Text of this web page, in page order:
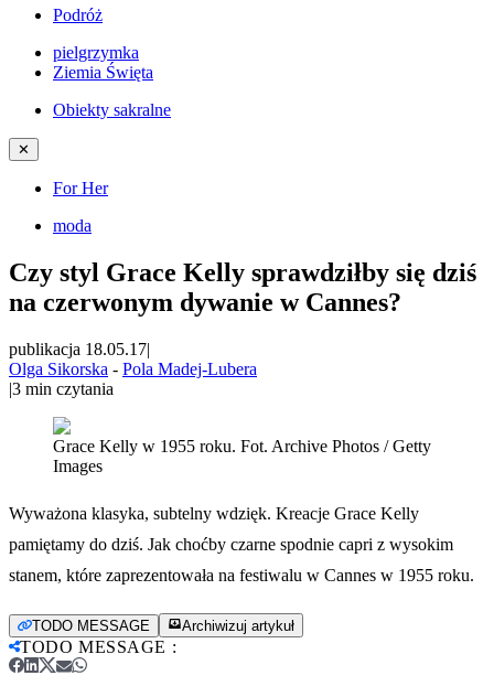
Podróż
pielgrzymka
Ziemia Święta
Obiekty sakralne
✕
For Her
moda
Czy styl Grace Kelly sprawdziłby się dziś
na czerwonym dywanie w Cannes?
publikacja 18.05.17|
Olga Sikorska - Pola Madej-Lubera
|3 min czytania
Grace Kelly w 1955 roku. Fot. Archive Photos / Getty
Images
Wyważona klasyka, subtelny wdzięk. Kreacje Grace Kelly
pamiętamy do dziś. Jak choćby czarne spodnie capri z wysokim
stanem, które zaprezentowała na festiwalu w Cannes w 1955 roku.
TODO MESSAGE Archiwizuj artykuł
TODO MESSAGE :